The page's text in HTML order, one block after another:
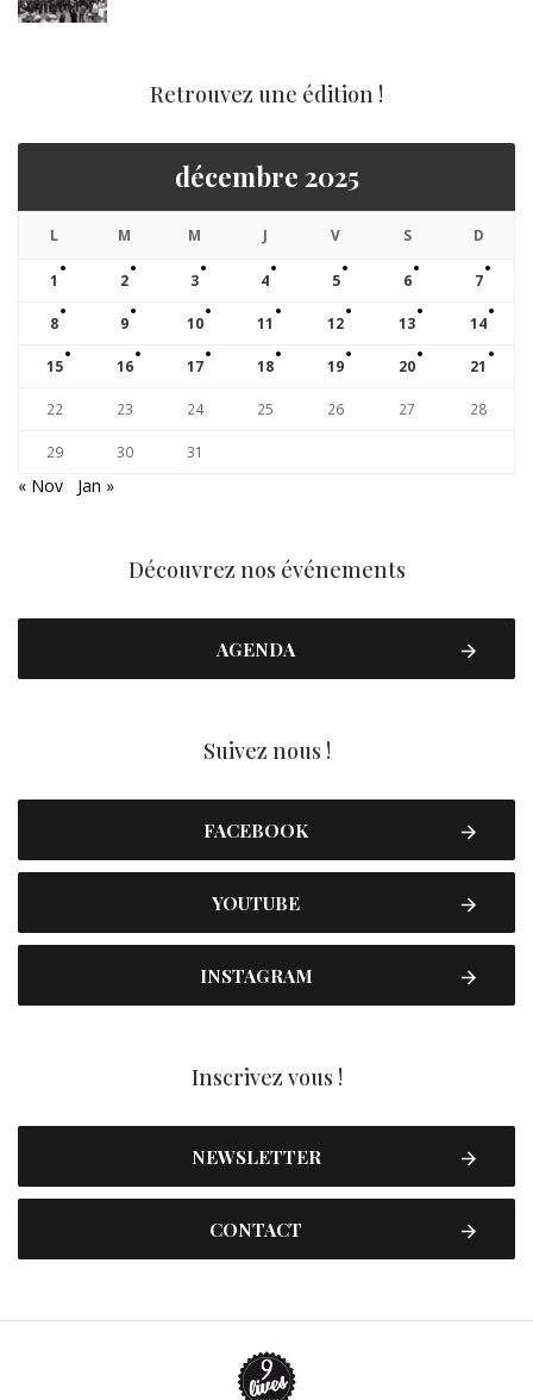
Retrouvez une édition !
décembre 2025
L M M J V S D
1 2 3 4 5 6 7
8 9 10 11 12 13 14
15 16 17 18 19 20 21
22 23 24 25 26 27 28
29 30 31
« Nov Jan »
Découvrez nos événements
AGENDA
Suivez nous !
FACEBOOK
YOUTUBE
INSTAGRAM
Inscrivez vous !
NEWSLETTER
CONTACT